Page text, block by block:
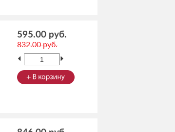
595.00 руб.
832.00 руб.